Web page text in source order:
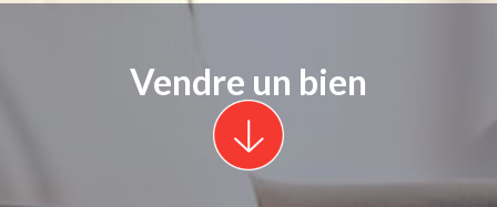
Vendre un bien